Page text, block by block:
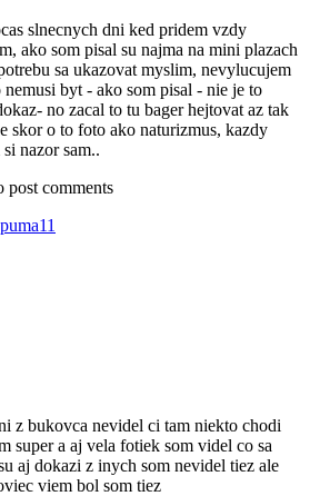
slnecnych dni ked pridem vzdy
ako som pisal su najma na mini plazach
sa ukazovat myslim, nevylucujem
byt - ako som pisal - nie je to
no zacal to tu bager hejtovat az tak
skor o to foto ako naturizmus, kazdy
nazor sam..
post comments
z bukovca nevidel ci tam niekto chodi
super a aj vela fotiek som videl co sa
aj dokazi z inych som nevidel tiez ale
viem bol som tiez